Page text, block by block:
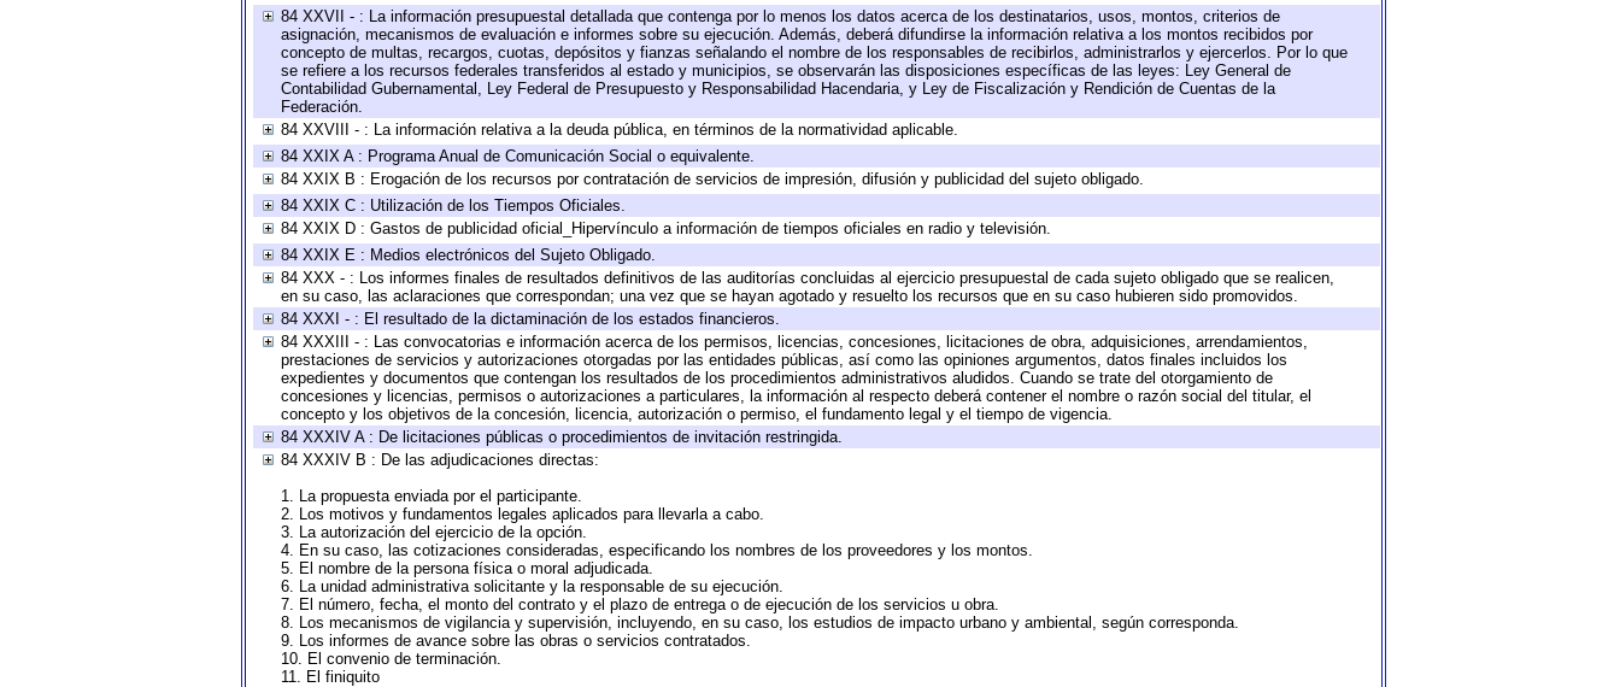
84 XXVII - : La información presupuestal detallada que contenga por lo menos los datos acerca de los destinatarios, usos, montos, criterios de
asignación, mecanismos de evaluación e informes sobre su ejecución. Además, deberá difundirse la información relativa a los montos recibidos por
concepto de multas, recargos, cuotas, depósitos y fianzas señalando el nombre de los responsables de recibirlos, administrarlos y ejercerlos. Por lo que
se refiere a los recursos federales transferidos al estado y municipios, se observarán las disposiciones específicas de las leyes: Ley General de
Contabilidad Gubernamental, Ley Federal de Presupuesto y Responsabilidad Hacendaria, y Ley de Fiscalización y Rendición de Cuentas de la
Federación.
84 XXVIII - : La información relativa a la deuda pública, en términos de la normatividad aplicable.
84 XXIX A : Programa Anual de Comunicación Social o equivalente.
84 XXIX B : Erogación de los recursos por contratación de servicios de impresión, difusión y publicidad del sujeto obligado.
84 XXIX C : Utilización de los Tiempos Oficiales.
84 XXIX D : Gastos de publicidad oficial_Hipervínculo a información de tiempos oficiales en radio y televisión.
84 XXIX E : Medios electrónicos del Sujeto Obligado.
84 XXX - : Los informes finales de resultados definitivos de las auditorías concluidas al ejercicio presupuestal de cada sujeto obligado que se realicen,
en su caso, las aclaraciones que correspondan; una vez que se hayan agotado y resuelto los recursos que en su caso hubieren sido promovidos.
84 XXXI - : El resultado de la dictaminación de los estados financieros.
84 XXXIII - : Las convocatorias e información acerca de los permisos, licencias, concesiones, licitaciones de obra, adquisiciones, arrendamientos,
prestaciones de servicios y autorizaciones otorgadas por las entidades públicas, así como las opiniones argumentos, datos finales incluidos los
expedientes y documentos que contengan los resultados de los procedimientos administrativos aludidos. Cuando se trate del otorgamiento de
concesiones y licencias, permisos o autorizaciones a particulares, la información al respecto deberá contener el nombre o razón social del titular, el
concepto y los objetivos de la concesión, licencia, autorización o permiso, el fundamento legal y el tiempo de vigencia.
84 XXXIV A : De licitaciones públicas o procedimientos de invitación restringida.
84 XXXIV B : De las adjudicaciones directas:
1. La propuesta enviada por el participante.
2. Los motivos y fundamentos legales aplicados para llevarla a cabo.
3. La autorización del ejercicio de la opción.
4. En su caso, las cotizaciones consideradas, especificando los nombres de los proveedores y los montos.
5. El nombre de la persona física o moral adjudicada.
6. La unidad administrativa solicitante y la responsable de su ejecución.
7. El número, fecha, el monto del contrato y el plazo de entrega o de ejecución de los servicios u obra.
8. Los mecanismos de vigilancia y supervisión, incluyendo, en su caso, los estudios de impacto urbano y ambiental, según corresponda.
9. Los informes de avance sobre las obras o servicios contratados.
10. El convenio de terminación.
11. El finiquito